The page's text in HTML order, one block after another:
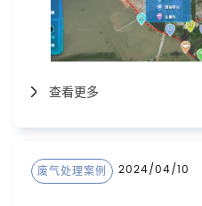
查看更多
废气处理案例 2024/04/10